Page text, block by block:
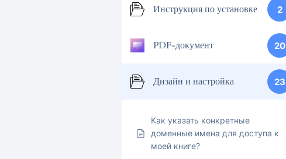
Инструкция по установке 2
PDF-документ 20
Дизайн и настройка 23
Как указать конкретные
доменные имена для доступа к
моей книге?